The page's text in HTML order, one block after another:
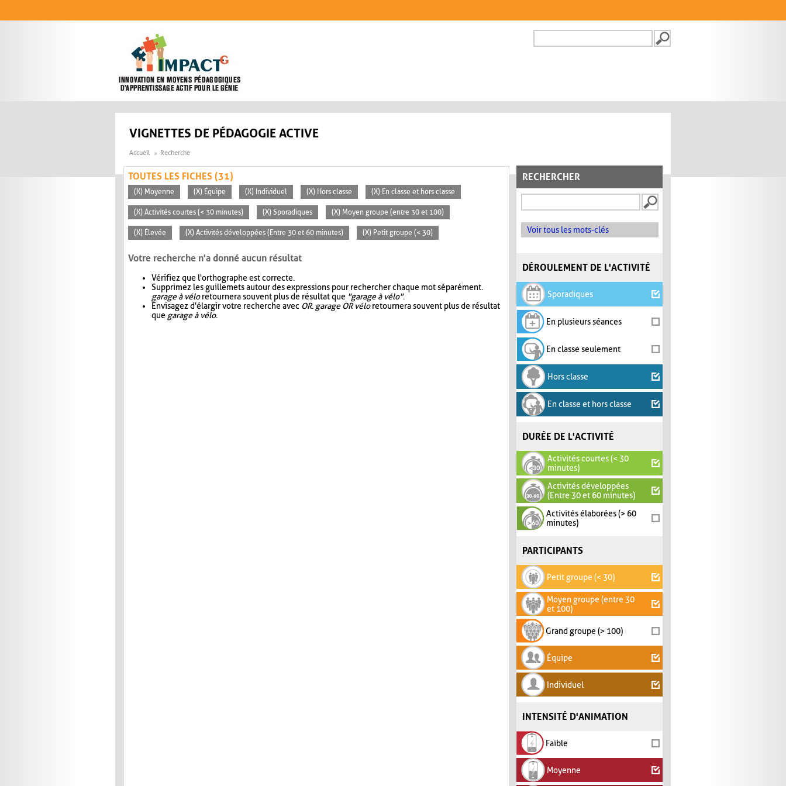
FORMULAIRE DE
VIGNETTES DE PÉDAGOGIE ACTIVE
Accueil Recherche
RECHERCHER
Voir tous les mots-clés
DÉROULEMENT DE L'ACTIVITÉ
Sporadiques
En plusieurs séances
En classe seulement
Hors classe
En classe et hors classe
DURÉE DE L'ACTIVITÉ
Activités courtes (< 30
minutes)
Activités développées
(Entre 30 et 60 minutes)
Activités élaborées (> 60
minutes)
PARTICIPANTS
Petit groupe (< 30)
Moyen groupe (entre 30
et 100)
Grand groupe (> 100)
Équipe
Individuel
INTENSITÉ D'ANIMATION
Faible
Moyenne
TOUTES LES FICHES (31)
(X) Moyenne (X) Équipe (X) Individuel (X) Hors classe (X) En classe et hors classe
(X) Activités courtes (< 30 minutes) (X) Sporadiques (X) Moyen groupe (entre 30 et 100)
(X) Élevée (X) Activités développées (Entre 30 et 60 minutes) (X) Petit groupe (< 30)
Votre recherche n'a donné aucun résultat
Vérifiez que l'orthographe est correcte.
Supprimez les guillemets autour des expressions pour rechercher chaque mot séparément.
garage à véloretournera souvent plus de résultat que "garage à vélo".
Envisagez d'élargir votre recherche avec OR. garage OR véloretournera souvent plus de résultat
que garage à vélo.